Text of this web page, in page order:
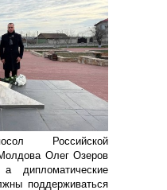
Российской
Олег Озеров
дипломатические
поддерживаться